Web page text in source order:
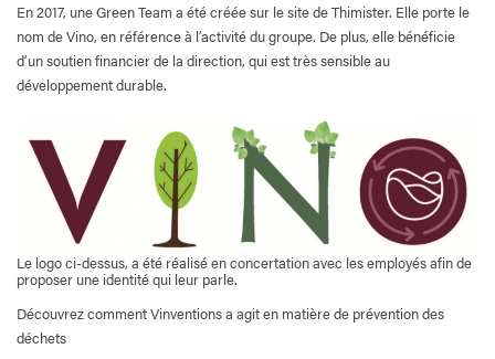
En 2017, une Green Team a été créée sur le site de Thimister. Elle porte le
nom de Vino, en référence à l’activité du groupe. De plus, elle bénéficie
d’un soutien financier de la direction, qui est très sensible au
développement durable.
Le logo ci-dessus, a été réalisé en concertation avec les employés afin de
proposer une identité qui leur parle.
Découvrez comment Vinventions a agit en matière de prévention des
déchets